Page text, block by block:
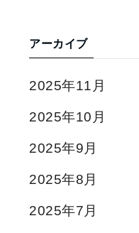
アーカイブ
2025年11月
2025年10月
2025年9月
2025年8月
2025年7月